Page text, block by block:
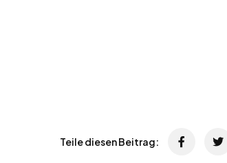
Teile diesen Beitrag: